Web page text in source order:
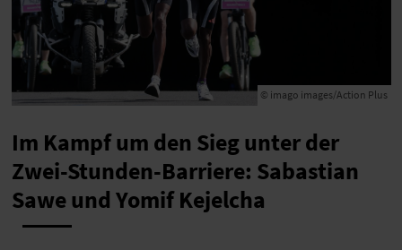
© imago images/Action Plus
Im Kampf um den Sieg unter der
Zwei-Stunden-Barriere: Sabastian
Sawe und Yomif Kejelcha